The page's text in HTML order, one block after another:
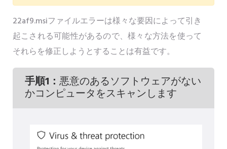
22af9.msiファイルエラーは様々な要因によって引き
起こされる可能性があるので、様々な方法を使って
それらを修正しようとすることは有益です。
手順1： 悪意のあるソフトウェアがない
かコンピュータをスキャンします